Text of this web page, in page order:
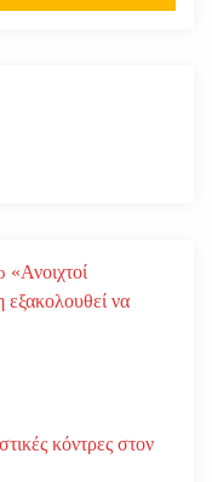
«Ανοιχτοί
εξακολουθεί να
κόντρες στον